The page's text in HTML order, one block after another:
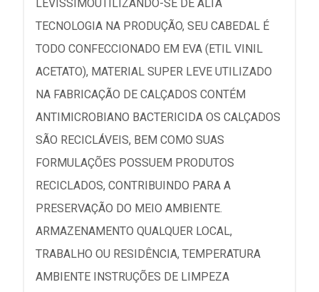
LEVÍSSIMOUTILIZANDO-SE DE ALTA
TECNOLOGIA NA PRODUÇÃO, SEU CABEDAL É
TODO CONFECCIONADO EM EVA (ETIL VINIL
ACETATO), MATERIAL SUPER LEVE UTILIZADO
NA FABRICAÇÃO DE CALÇADOS CONTÉM
ANTIMICROBIANO BACTERICIDA OS CALÇADOS
SÃO RECICLÁVEIS, BEM COMO SUAS
FORMULAÇÕES POSSUEM PRODUTOS
RECICLADOS, CONTRIBUINDO PARA A
PRESERVAÇÃO DO MEIO AMBIENTE.
ARMAZENAMENTO QUALQUER LOCAL,
TRABALHO OU RESIDÊNCIA, TEMPERATURA
AMBIENTE INSTRUÇÕES DE LIMPEZA